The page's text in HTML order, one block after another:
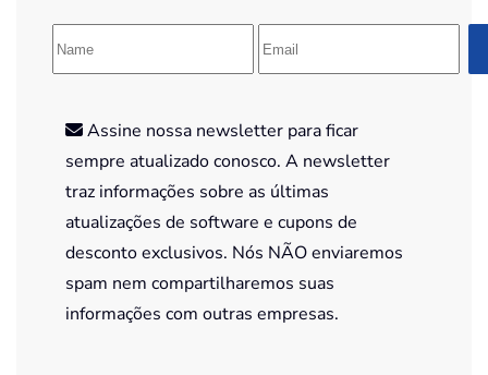
Assine nossa newsletter para ficar
sempre atualizado conosco. A newsletter
traz informações sobre as últimas
atualizações de software e cupons de
desconto exclusivos. Nós NÃO enviaremos
spam nem compartilharemos suas
informações com outras empresas.